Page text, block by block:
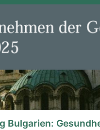
Bulgarien: